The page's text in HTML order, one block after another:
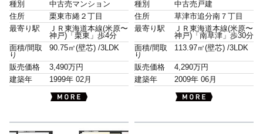
種別
中古売マンション
住所
栗東市綣２丁目
最寄り駅
ＪＲ東海道本線(米原〜
神戸)「栗東」歩4分
面積/間取
り
90.75㎡(壁芯) /3LDK
販売価格
3,490万円
建築年
1999年 02月
種別
中古売戸建
住所
草津市追分南７丁目
最寄り駅
ＪＲ東海道本線(米原〜
神戸)「南草津」歩30分
面積/間取
り
113.97㎡(壁芯) /3LDK
販売価格
4,290万円
建築年
2009年 06月